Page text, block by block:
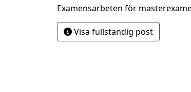
Examensarbeten för
Visa fullständig post